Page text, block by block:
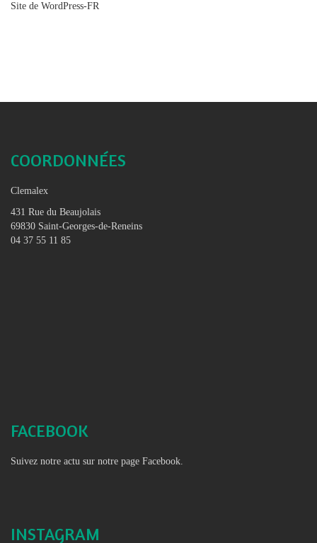
Site de WordPress-FR
COORDONNÉES
Clemalex
431 Rue du Beaujolais
69830 Saint-Georges-de-Reneins
04 37 55 11 85
FACEBOOK
Suivez notre actu sur notre page Facebook.
INSTAGRAM